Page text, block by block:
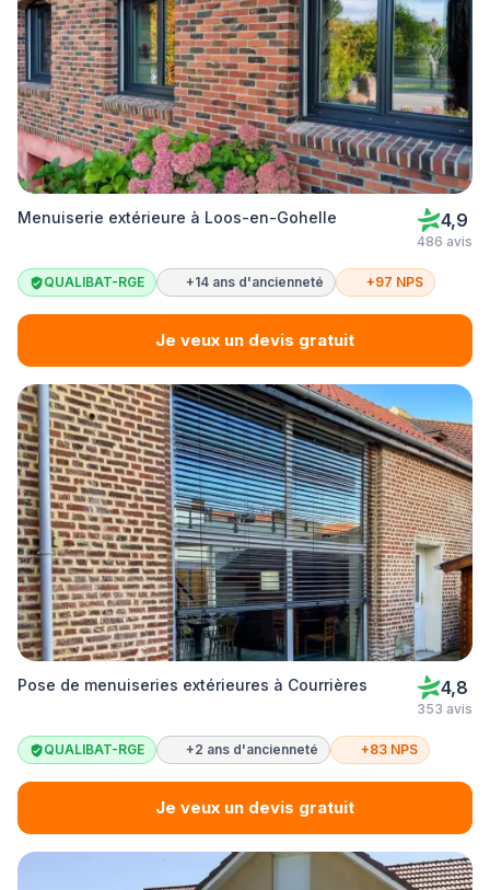
Menuiserie extérieure à Loos-en-Gohelle 4,9
486 avis
QUALIBAT-RGE +14 ans d'ancienneté +97 NPS
Je veux un devis gratuit
Pose de menuiseries extérieures à Courrières 4,8
353 avis
QUALIBAT-RGE +2 ans d'ancienneté +83 NPS
Je veux un devis gratuit